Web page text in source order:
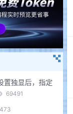
置独显后，指定
69491